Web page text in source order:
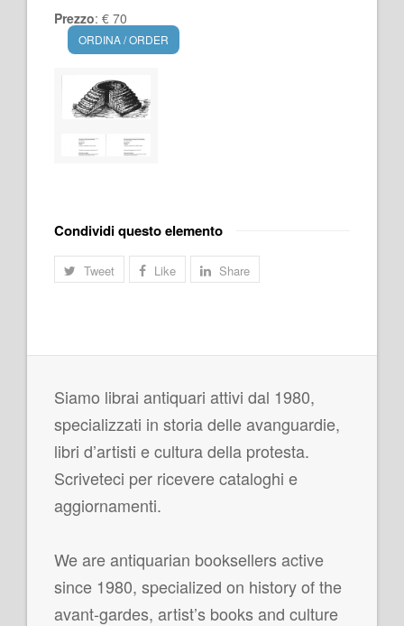
Prezzo: € 70
ORDINA / ORDER
Condividi questo elemento
Tweet Like Share
Siamo librai antiquari attivi dal 1980,
specializzati in storia delle avanguardie,
libri d’artisti e cultura della protesta.
Scriveteci per ricevere cataloghi e
aggiornamenti.
We are antiquarian booksellers active
since 1980, specialized on history of the
avant-gardes, artist’s books and culture